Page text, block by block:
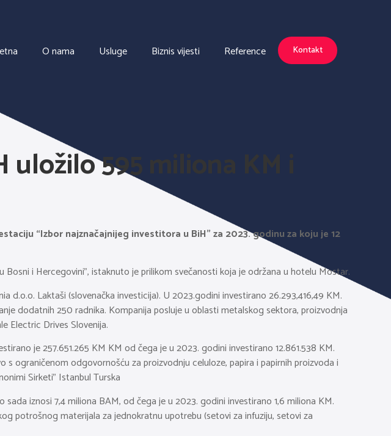
O nama Usluge Biznis vijesti Reference Kontakt
595 miliona KM i
“Izbor najznačajnijeg investitora u BiH” za 2023. godinu za koju je 12
i Hercegovini”, istaknuto je prilikom svečanosti koja je održana u hotelu Mostar.
Laktaši (slovenačka investicija). U 2023.godini investirano 26.293,416,49 KM.
dodatnih 250 radnika. Kompanija posluje u oblasti metalskog sektora, proizvodnja
Electric Drives Slovenija.
je 257.651.265 KM KM od čega je u 2023. godini investirano 12.861.538 KM.
ograničenom odgovornošću za proizvodnju celuloze, papira i papirnih proizvoda i
Sirketi” Istanbul Turska
iznosi 7,4 miliona BAM, od čega je u 2023. godini investirano 1,6 miliona KM.
potrošnog materijala za jednokratnu upotrebu (setovi za infuziju, setovi za